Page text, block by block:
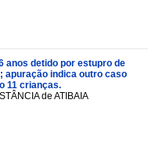
anos detido por estupro de
apuração indica outro caso
11 crianças.
de ATIBAIA